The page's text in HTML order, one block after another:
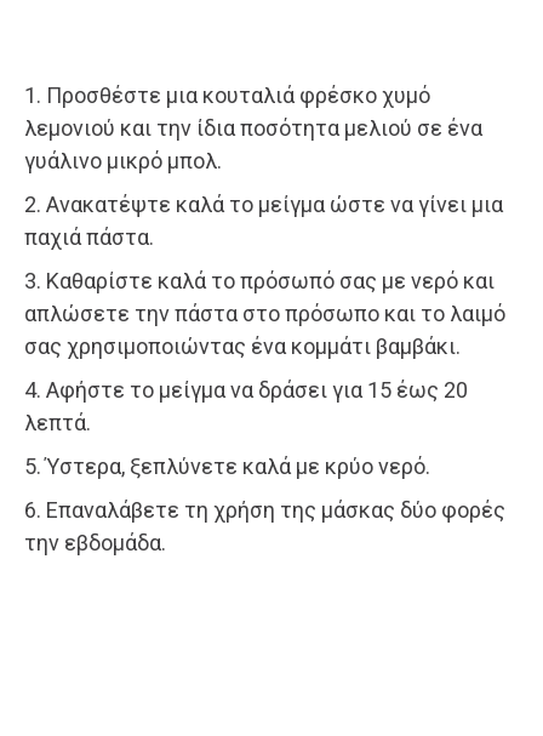
1. Προσθέστε μια κουταλιά φρέσκο χυμό
λεμονιού και την ίδια ποσότητα μελιού σε ένα
γυάλινο μικρό μπολ.
2. Ανακατέψτε καλά το μείγμα ώστε να γίνει μια
παχιά πάστα.
3. Καθαρίστε καλά το πρόσωπό σας με νερό και
απλώσετε την πάστα στο πρόσωπο και το λαιμό
σας χρησιμοποιώντας ένα κομμάτι βαμβάκι.
4. Αφήστε το μείγμα να δράσει για 15 έως 20
λεπτά.
5. Ύστερα, ξεπλύνετε καλά με κρύο νερό.
6. Επαναλάβετε τη χρήση της μάσκας δύο φορές
την εβδομάδα.